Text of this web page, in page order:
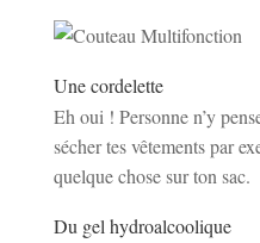
Une cordelette
Eh oui ! Personne n’y
sécher tes vêtements par
quelque chose sur ton sac.
Du gel hydroalcoolique